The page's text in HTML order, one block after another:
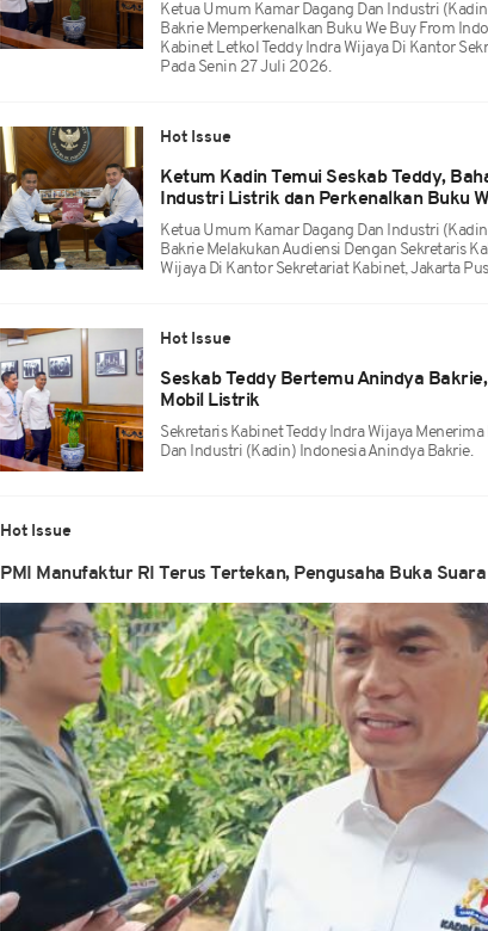
Ketua Umum Kamar Dagang Dan Industri
Bakrie Memperkenalkan Buku We Buy From
Kabinet Letkol Teddy Indra Wijaya Di Kantor
Pada Senin 27 Juli 2026.
Hot Issue
Ketum Kadin Temui Seskab Teddy,
Industri Listrik dan Perkenalkan Buku
Ketua Umum Kamar Dagang Dan Industri
Bakrie Melakukan Audiensi Dengan Sekretaris
Wijaya Di Kantor Sekretariat Kabinet, Jakarta
Hot Issue
Seskab Teddy Bertemu Anindya
Mobil Listrik
Sekretaris Kabinet Teddy Indra Wijaya
Dan Industri (Kadin) Indonesia Anindya Bakrie.
Hot Issue
PMI Manufaktur RI Terus Tertekan, Pengusaha Buka